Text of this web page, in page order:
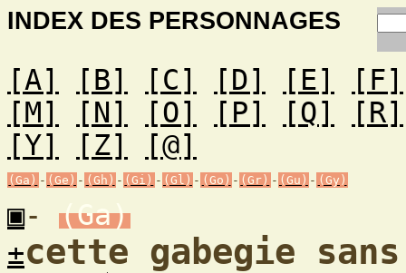
INDEX DES PERSONNAGES
[A] [B] [C] [D] [E]
[F]
[M]
[N] [O] [P] [Q]
[R]
[Y]
[Z] [@]
(Ga) - (Ge) - (Gh) - (Gi) - (Gl) - (Go) - (Gr) - (Gu) - (Gy)
▣-
(Ga)
±cette gabegie